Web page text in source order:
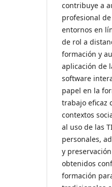
contribuye a
profesional
entornos en
de rol a
formación y
aplicación de
software
papel en la
trabajo eficaz
contextos
al uso de las
personales,
y
obtenidos
formación